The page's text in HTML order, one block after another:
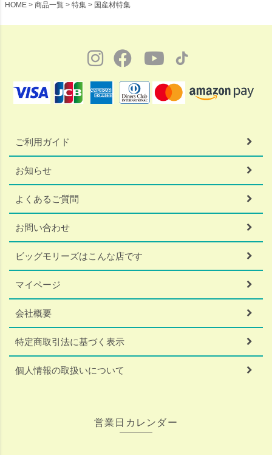
HOME
商品一覧 特集 国産材特集
ご利用ガイド
お知らせ
よくあるご質問
お問い合わせ
ビッグモリーズはこんな店です
マイページ
会社概要
特定商取引法に基づく表示
個人情報の取扱いについて
営業日カレンダー